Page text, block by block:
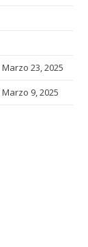
Marzo 23, 2025
Marzo 9, 2025